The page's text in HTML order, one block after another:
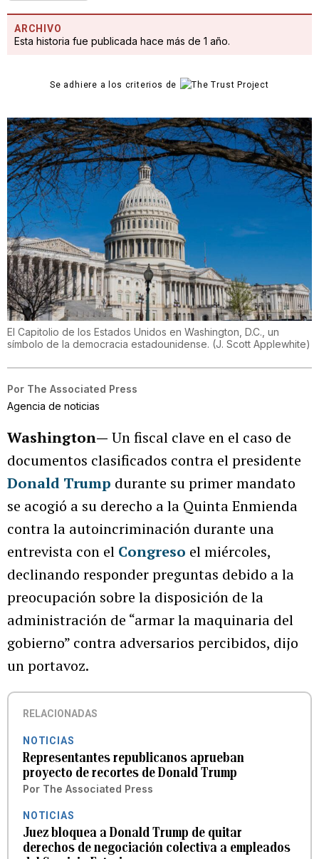
ARCHIVO
Esta historia fue publicada hace más de 1 año.
Se adhiere a los criterios de
El Capitolio de los Estados Unidos en Washington, D.C., un
símbolo de la democracia estadounidense. (J. Scott Applewhite)
Por The Associated Press
Agencia de noticias
Washington— Un fiscal clave en el caso de
documentos clasificados contra el presidente
Donald Trump durante su primer mandato
se acogió a su derecho a la Quinta Enmienda
contra la autoincriminación durante una
entrevista con el Congreso el miércoles,
declinando responder preguntas debido a la
preocupación sobre la disposición de la
administración de “armar la maquinaria del
gobierno” contra adversarios percibidos, dijo
un portavoz.
RELACIONADAS
NOTICIAS
Representantes republicanos aprueban
proyecto de recortes de Donald Trump
Por The Associated Press
NOTICIAS
Juez bloquea a Donald Trump de quitar
derechos de negociación colectiva a empleados